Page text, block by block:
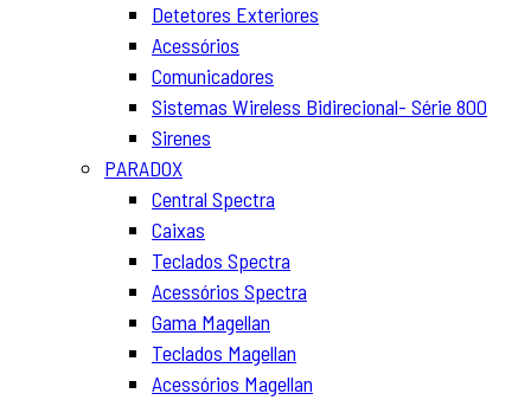
Detetores Exteriores
Acessórios
Comunicadores
Sistemas Wireless Bidirecional- Série 800
Sirenes
PARADOX
Central Spectra
Caixas
Teclados Spectra
Acessórios Spectra
Gama Magellan
Teclados Magellan
Acessórios Magellan